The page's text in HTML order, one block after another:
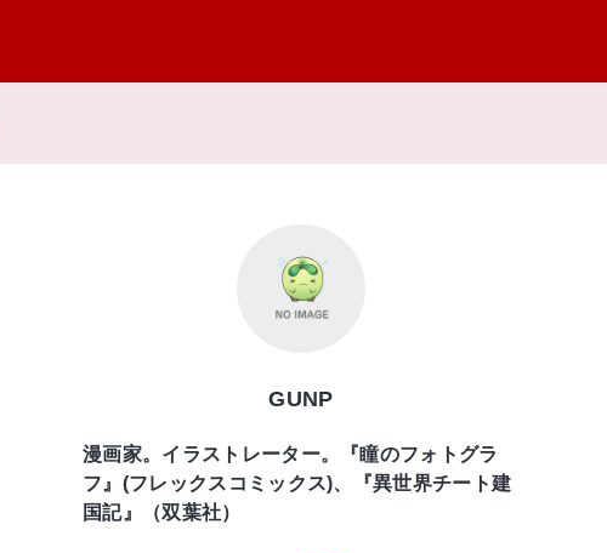
GUNP
漫画家。イラストレーター。『瞳のフォトグラ
フ』(フレックスコミックス)、『異世界チート建
国記』（双葉社）